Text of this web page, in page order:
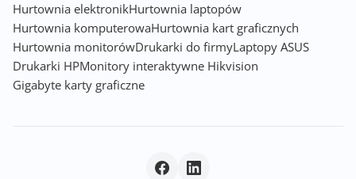
Kolor obudowy
Czarny (Black)
Wyposażenie dodatkowe
Kable (DisplayPort, zasilający), instrukcja, gwarancja
Hurtownia elektronikHurtownia laptopów
Hurtownia komputerowaHurtownia kart graficznych
Hurtownia monitorówDrukarki do firmyLaptopy ASUS
Drukarki HPMonitory interaktywne Hikvision
Gigabyte karty graficzne